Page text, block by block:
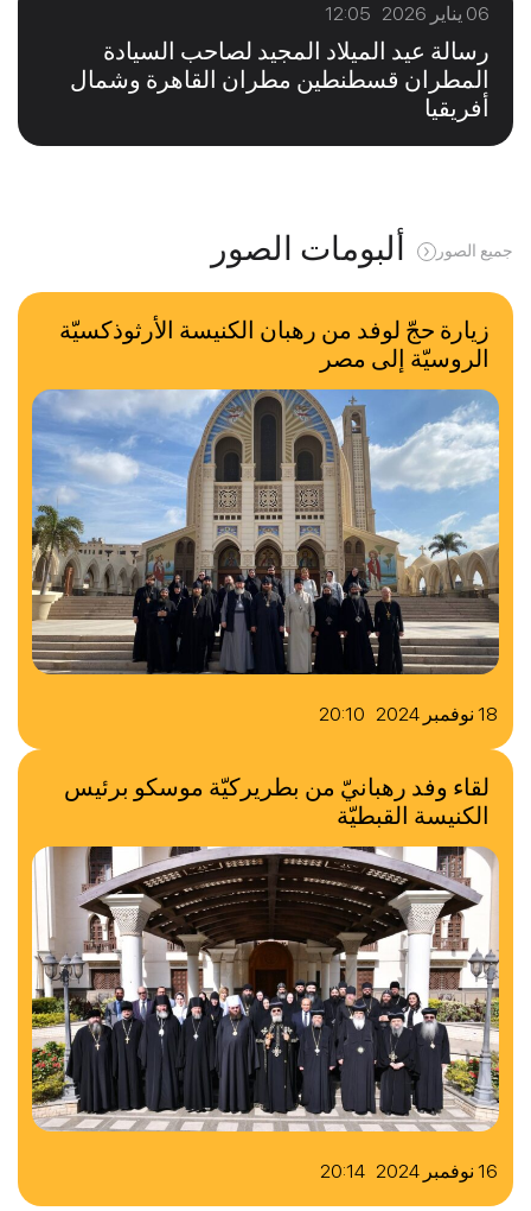
06 يناير 2026 12:05
رسالة عيد الميلاد المجيد لصاحب السيادة
المطران قسطنطين مطران القاهرة وشمال
أفريقيا
ألبومات الصور جميع الصور
18 نوفمبر 2024 20:10
زيارة حجّ لوفد من رهبان الكنيسة الأرثوذكسيّة
الروسيّة إلى مصر
16 نوفمبر 2024 20:14
لقاء وفد رهبانيّ من بطريركيّة موسكو برئيس
الكنيسة القبطيّة